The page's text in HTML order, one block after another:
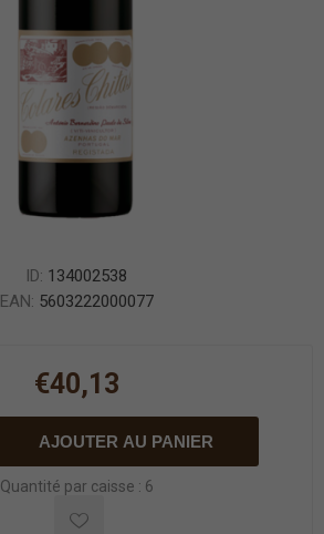
ID: 134002538
EAN: 5603222000077
€40,13
AJOUTER AU PANIER
Quantité par caisse : 6